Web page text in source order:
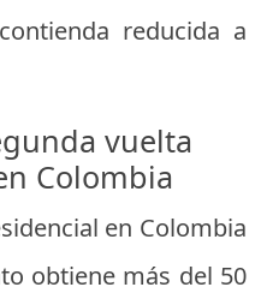
reducida a
vuelta
Colombia
en Colombia
obtiene más del 50